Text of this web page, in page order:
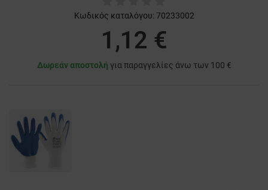
Κωδικός καταλόγου: 70233002
1,12 €
Δωρεάν αποστολή για παραγγελίες άνω των 100 €